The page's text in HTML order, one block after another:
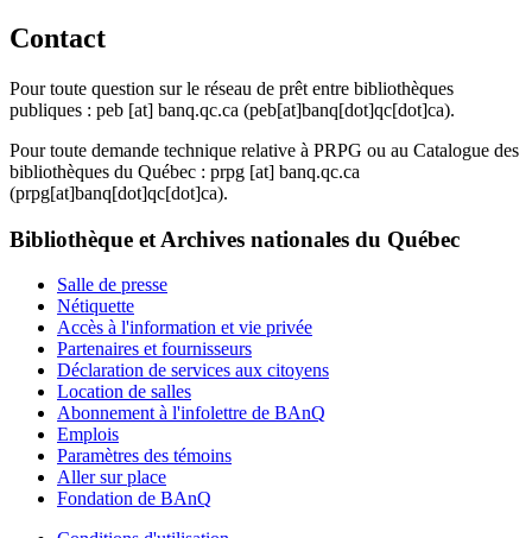
Contact
Pour toute question sur le réseau de prêt entre bibliothèques
publiques : peb [at] banq.qc.ca (peb[at]banq[dot]qc[dot]ca).
Pour toute demande technique relative à PRPG ou au Catalogue des
bibliothèques du Québec : prpg [at] banq.qc.ca
(prpg[at]banq[dot]qc[dot]ca).
Bibliothèque et Archives nationales du Québec
Salle de presse
Nétiquette
Accès à l'information et vie privée
Partenaires et fournisseurs
Déclaration de services aux citoyens
Location de salles
Abonnement à l'infolettre de BAnQ
Emplois
Paramètres des témoins
Aller sur place
Fondation de BAnQ